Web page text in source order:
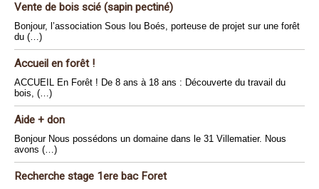
Vente de bois scié (sapin pectiné)
Bonjour, l’association Sous lou Boés, porteuse de projet sur une forêt
du (…)
Accueil en forêt !
ACCUEIL En Forêt ! De 8 ans à 18 ans : Découverte du travail du
bois, (…)
Aide + don
Bonjour Nous possédons un domaine dans le 31 Villematier. Nous
avons (…)
Recherche stage 1ere bac Foret